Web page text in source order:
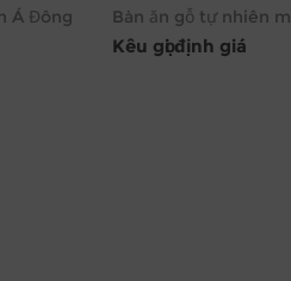
Á Đông Bàn ăn gỗ tự nhiên
Kêu gọi định giá